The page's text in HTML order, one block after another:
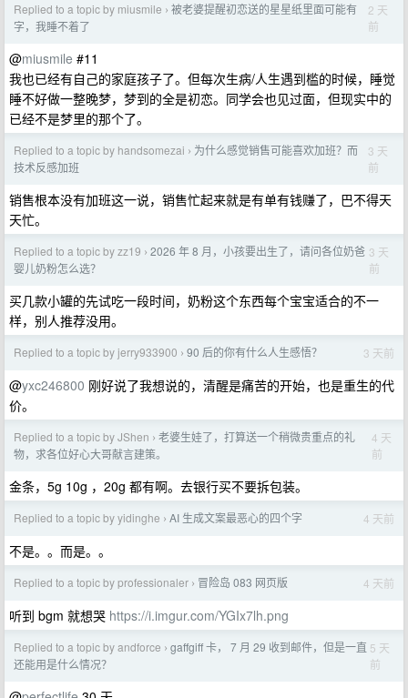
Replied to a topic by miusmile › 被老婆提醒初恋送的星星纸里面可能有
字，我睡不着了
2 天
前
@miusmile #11
我也已经有自己的家庭孩子了。但每次生病/人生遇到槛的时候，睡觉
睡不好做一整晚梦，梦到的全是初恋。同学会也见过面，但现实中的
已经不是梦里的那个了。
Replied to a topic by handsomezai › 为什么感觉销售可能喜欢加班？而
技术反感加班
3 天
前
销售根本没有加班这一说，销售忙起来就是有单有钱赚了，巴不得天
天忙。
Replied to a topic by zz19 › 2026 年 8 月，小孩要出生了，请问各位奶爸
婴儿奶粉怎么选？
3 天
前
买几款小罐的先试吃一段时间，奶粉这个东西每个宝宝适合的不一
样，别人推荐没用。
Replied to a topic by jerry933900 › 90 后的你有什么人生感悟？ 3 天前
@yxc246800 刚好说了我想说的，清醒是痛苦的开始，也是重生的代
价。
Replied to a topic by JShen › 老婆生娃了，打算送一个稍微贵重点的礼
物，求各位好心大哥献言建策。
4 天
前
金条，5g 10g ，20g 都有啊。去银行买不要拆包装。
Replied to a topic by yidinghe › AI 生成文案最恶心的四个字 4 天前
不是。。而是。。
Replied to a topic by professionaler › 冒险岛 083 网页版 4 天前
听到 bgm 就想哭 https://i.imgur.com/YGIx7lh.png
Replied to a topic by andforce › gaffgiff 卡， 7 月 29 收到邮件，但是一直
还能用是什么情况？
5 天
前